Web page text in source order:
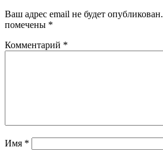
Ваш адрес email не будет опубликован.
помечены *
Комментарий *
Имя *